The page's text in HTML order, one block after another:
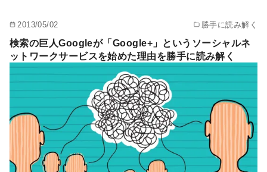
2013/05/02 勝手に読み解く
検索の巨人Googleが「Google+」というソーシャルネ
ットワークサービスを始めた理由を勝手に読み解く